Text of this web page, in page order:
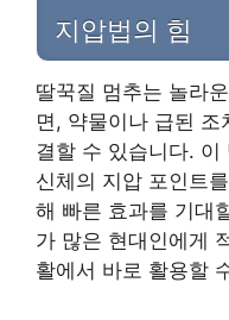
지압법의 힘
딸꾹질 멈추는 놀라
면, 약물이나 급된 조
결할 수 있습니다. 이
신체의 지압 포인트
해 빠른 효과를 기대
가 많은 현대인에게
활에서 바로 활용할